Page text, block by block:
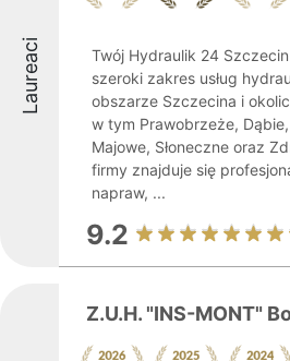
Laureaci
Twój Hydraulik 24
szeroki zakres usług
obszarze Szczecina i
w tym Prawobrzeże,
Majowe, Słoneczne oraz
firmy znajduje się
napraw, ...
9.2
Z.U.H. "INS-MONT"